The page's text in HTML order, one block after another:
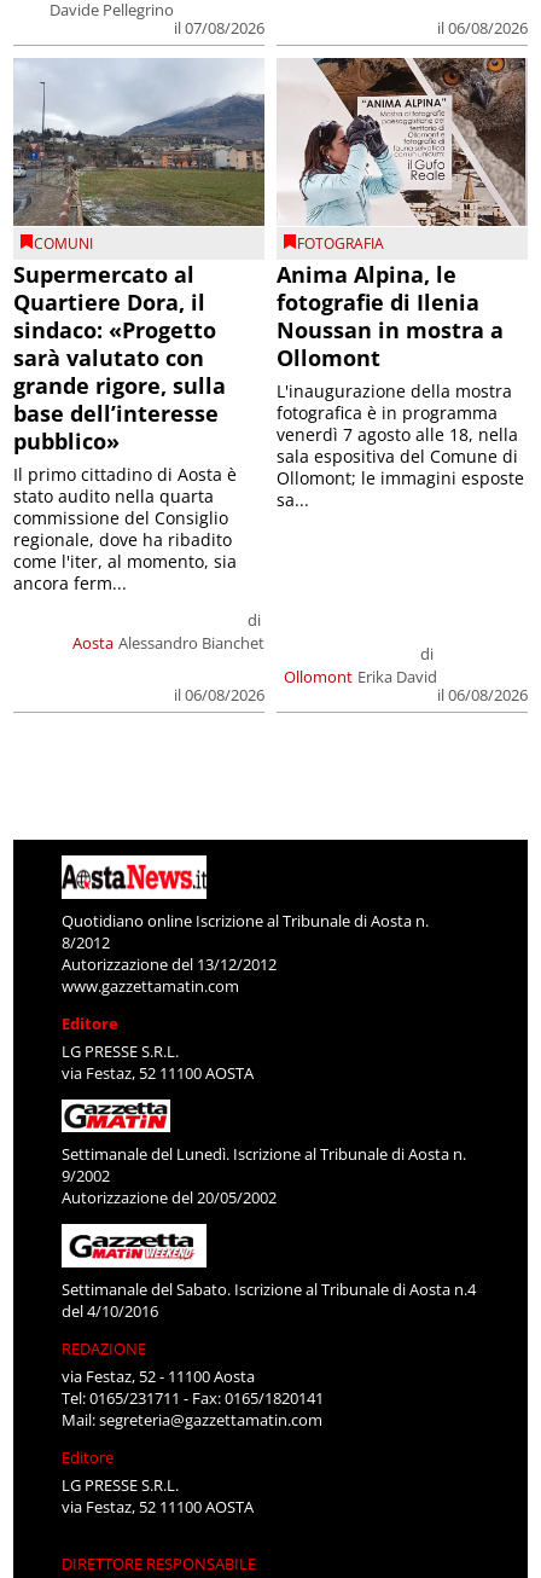
Davide Pellegrino
il 07/08/2026
il 06/08/2026
COMUNI
Supermercato al
Quartiere Dora, il
sindaco: «Progetto
sarà valutato con
grande rigore, sulla
base dell’interesse
pubblico»
Aosta
di
Alessandro Bianchet
il 06/08/2026
Il primo cittadino di Aosta è
stato audito nella quarta
commissione del Consiglio
regionale, dove ha ribadito
come l'iter, al momento, sia
ancora ferm...
FOTOGRAFIA
Anima Alpina, le
fotografie di Ilenia
Noussan in mostra a
Ollomont
Ollomont
di
Erika David
il 06/08/2026
L'inaugurazione della mostra
fotografica è in programma
venerdì 7 agosto alle 18, nella
sala espositiva del Comune di
Ollomont; le immagini esposte
sa...
Quotidiano online Iscrizione al Tribunale di Aosta n.
8/2012
Autorizzazione del 13/12/2012
www.gazzettamatin.com
Editore
LG PRESSE S.R.L.
via Festaz, 52 11100 AOSTA
Settimanale del Lunedì. Iscrizione al Tribunale di Aosta n.
9/2002
Autorizzazione del 20/05/2002
Settimanale del Sabato. Iscrizione al Tribunale di Aosta n.4
del 4/10/2016
REDAZIONE
via Festaz, 52 - 11100 Aosta
Tel: 0165/231711 - Fax: 0165/1820141
Mail:segreteria@gazzettamatin.com
Editore
LG PRESSE S.R.L.
via Festaz, 52 11100 AOSTA
DIRETTORE RESPONSABILE